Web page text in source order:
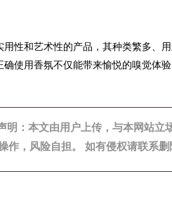
用性和艺术性的产品，其种类繁多、
使用香氛不仅能带来愉悦的嗅觉体
明：本文由用户上传，与本网站立
作，风险自担。 如有侵权请联系删